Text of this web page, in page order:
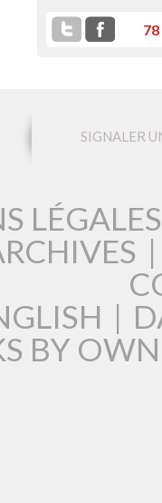
78
SIGNALER
LÉGALES
|
|
BY